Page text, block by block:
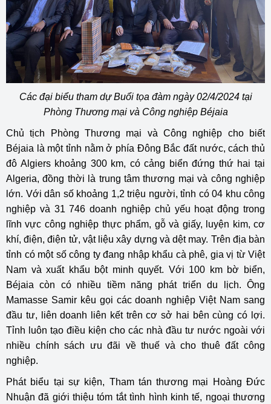
Các đại biểu tham dự Buổi tọa đàm ngày 02/4/2024 tại
Phòng Thương mại và Công nghiệp Béjaia
Chủ tịch Phòng Thương mại và Công nghiệp cho biết
Béjaia là một tỉnh nằm ở phía Đông Bắc đất nước, cách thủ
đô Algiers khoảng 300 km, có cảng biển đứng thứ hai tại
Algeria, đồng thời là trung tâm thương mại và công nghiệp
lớn. Với dân số khoảng 1,2 triệu người, tỉnh có 04 khu công
nghiệp và 31 746 doanh nghiệp chủ yếu hoạt động trong
lĩnh vực công nghiệp thực phẩm, gỗ và giấy, luyện kim, cơ
khí, điện, điện tử, vật liệu xây dựng và dệt may. Trên địa bàn
tỉnh có một số công ty đang nhập khẩu cà phê, gia vị từ Việt
Nam và xuất khẩu bột minh quyết. Với 100 km bờ biển,
Béjaia còn có nhiều tiềm năng phát triển du lịch. Ông
Mamasse Samir kêu gọi các doanh nghiệp Việt Nam sang
đầu tư, liên doanh liên kết trên cơ sở hai bên cùng có lợi.
Tỉnh luôn tạo điều kiện cho các nhà đầu tư nước ngoài với
nhiều chính sách ưu đãi về thuế và cho thuê đất công
nghiệp.
Phát biểu tại sự kiện, Tham tán thương mại Hoàng Đức
Nhuận đã giới thiệu tóm tắt tình hình kinh tế, ngoại thương